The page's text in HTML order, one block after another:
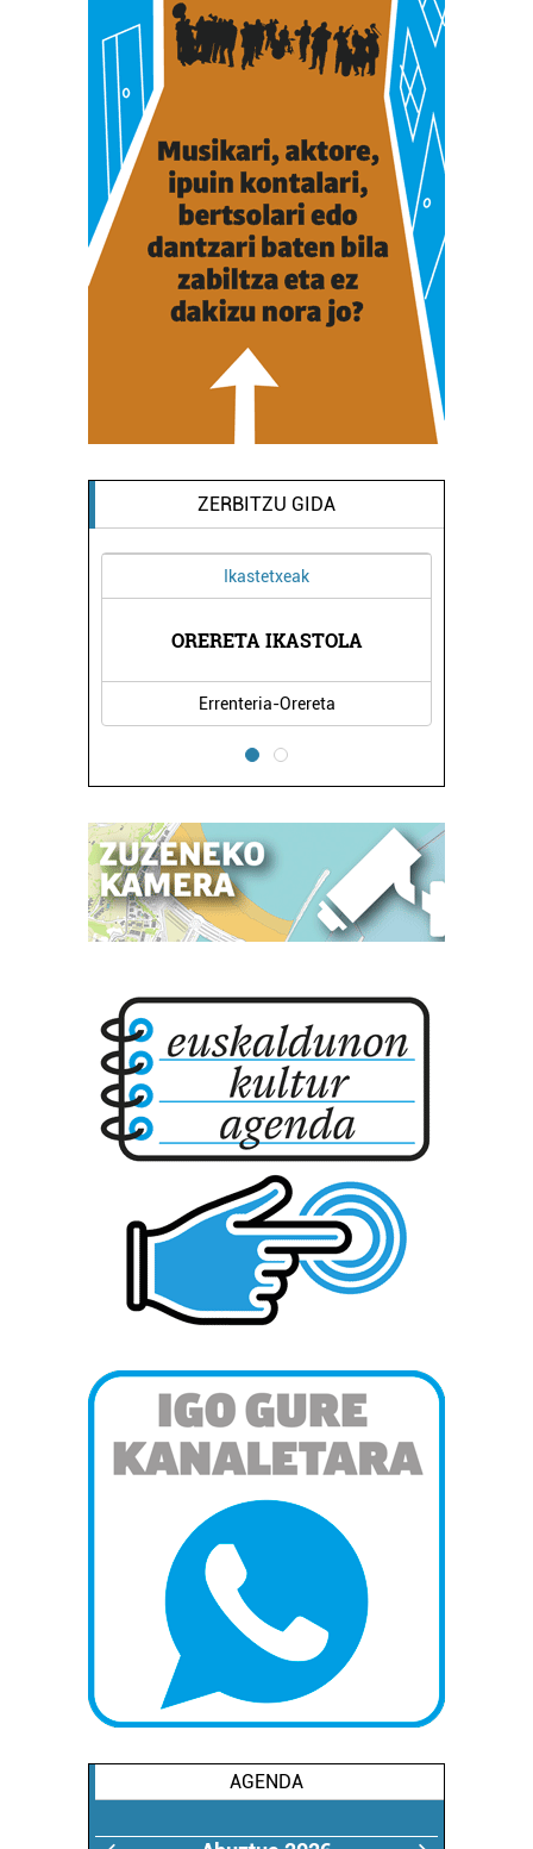
ZERBITZU GIDA
Ikastetxeak
ORERETA IKASTOLA
Errenteria-Orereta
AGENDA